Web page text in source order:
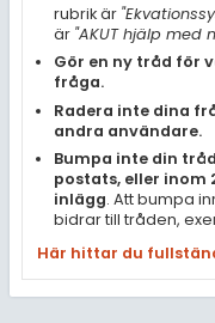
rubrik är
är "AKUT hjälp med
Gör en ny tråd för
fråga.
Radera inte dina
andra användare.
Bumpa inte din
postats, eller inom
inlägg. Att bumpa
bidrar till tråden,
Här hittar du